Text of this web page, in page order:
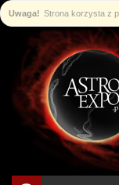
Uwaga! Strona korzysta z